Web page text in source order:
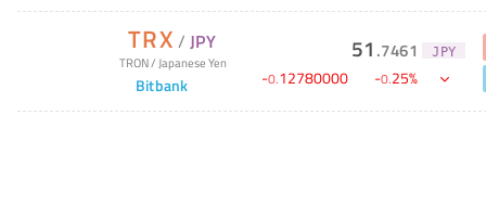
TRX / JPY
TRON/ Japanese Yen
Bitbank
51 .7461 JPY
-0.12780000 -0.25%